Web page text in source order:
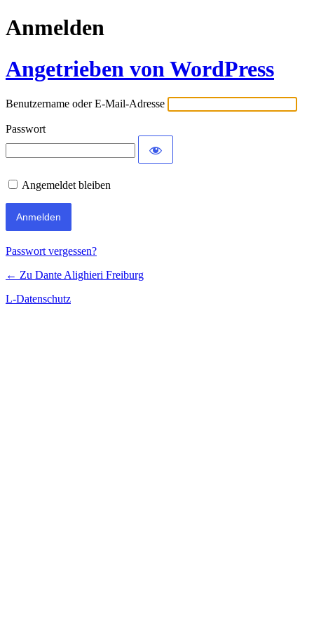
Anmelden
Angetrieben von WordPress
Benutzername oder E-Mail-Adresse
Passwort
Angemeldet bleiben
Passwort vergessen?
← Zu Dante Alighieri Freiburg
L-Datenschutz